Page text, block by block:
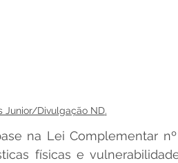
Junior/Divulgação ND.
na Lei Complementar
físicas e